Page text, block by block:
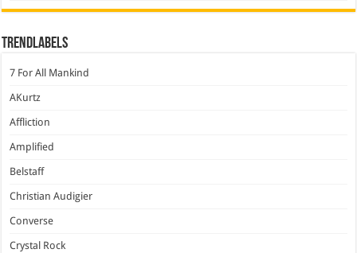
Trendlabels
7 For All Mankind
AKurtz
Affliction
Amplified
Belstaff
Christian Audigier
Converse
Crystal Rock